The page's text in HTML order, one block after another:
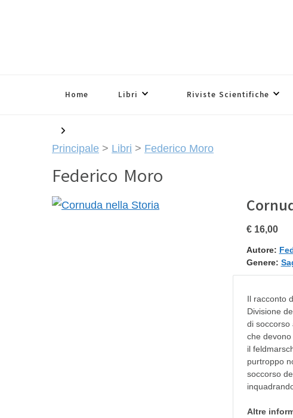
Home Libri Riviste Scientifiche
Principale > Libri > Federico Moro
Federico Moro
€ 16,00
Autore:
Genere:
Il racconto
Divisione
di soccorso
che
il
purtroppo
soccorso
Altre